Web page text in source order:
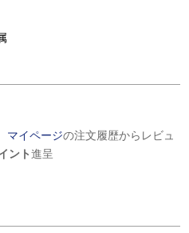
マイページの注文履歴からレビュ
ント進呈